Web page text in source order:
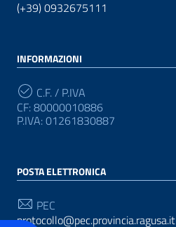
(+39) 0932675111
INFORMAZIONI
C.F. / P.IVA
CF: 80000010886
P.IVA: 01261830887
POSTA ELETTRONICA
PEC
protocollo@pec.provincia.ragusa.it